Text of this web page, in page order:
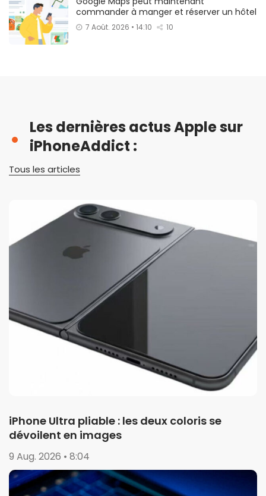
commander à manger et réserver un hôtel
7 Août. 2026 • 14:10 10
Les dernières actus Apple sur
iPhoneAddict :
Tous les articles
iPhone Ultra pliable : les deux coloris se
dévoilent en images
9 Aug. 2026 • 8:04